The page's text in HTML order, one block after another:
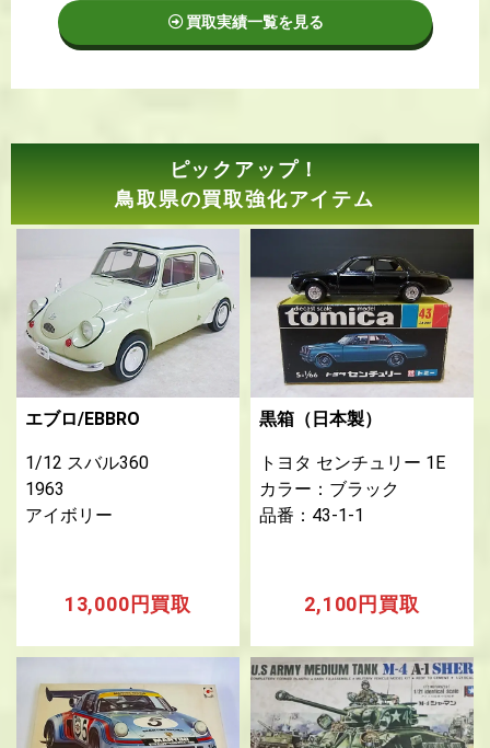
買取実績一覧を見る
ピックアップ！
鳥取県の買取強化アイテム
エブロ/EBBRO
1/12 スバル360
1963
アイボリー
13,000円買取
黒箱（日本製）
トヨタ センチュリー 1E
カラー：ブラック
品番：43-1-1
2,100円買取